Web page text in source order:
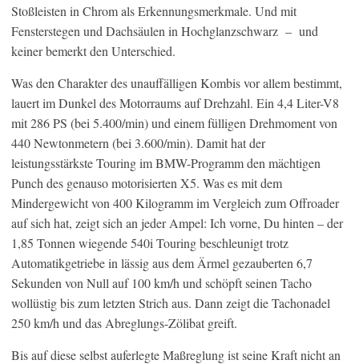
Stoßleisten in Chrom als Erkennungsmerkmale. Und mit
Fensterstegen und Dachsäulen in Hochglanzschwarz – und
keiner bemerkt den Unterschied.
Was den Charakter des unauffälligen Kombis vor allem bestimmt,
lauert im Dunkel des Motorraums auf Drehzahl. Ein 4,4 Liter-V8
mit 286 PS (bei 5.400/min) und einem fülligen Drehmoment von
440 Newtonmetern (bei 3.600/min). Damit hat der
leistungsstärkste Touring im BMW-Programm den mächtigen
Punch des genauso motorisierten X5. Was es mit dem
Mindergewicht von 400 Kilogramm im Vergleich zum Offroader
auf sich hat, zeigt sich an jeder Ampel: Ich vorne, Du hinten – der
1,85 Tonnen wiegende 540i Touring beschleunigt trotz
Automatikgetriebe in lässig aus dem Ärmel gezauberten 6,7
Sekunden von Null auf 100 km/h und schöpft seinen Tacho
wollüstig bis zum letzten Strich aus. Dann zeigt die Tachonadel
250 km/h und das Abreglungs-Zölibat greift.
Bis auf diese selbst auferlegte Maßreglung ist seine Kraft nicht an